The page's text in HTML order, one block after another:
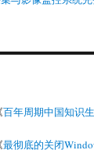
百年周期中国知识
最彻底的关闭